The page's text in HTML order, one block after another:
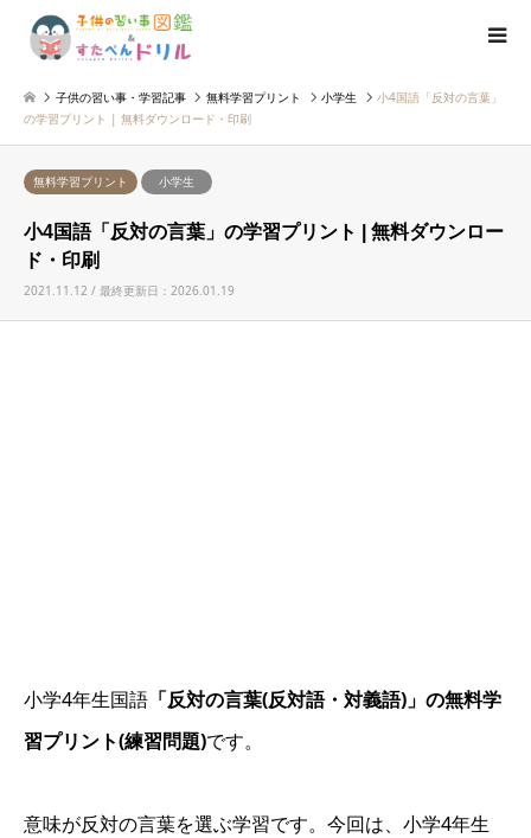
子供の習い事・学習記事 無料学習プリント 小学生
小4国語「反対の言葉」
の学習プリント | 無料ダウンロード・印刷
無料学習プリント 小学生
小4国語「反対の言葉」の学習プリント | 無料ダウンロー
ド・印刷
2021.11.12 / 最終更新日：2026.01.19
小学4年生国語 「反対の言葉(反対語・ 対義語)」の無料学
習プリント(練習問題)です。
意味が反対の言葉を選ぶ学習です。今回は、小学4年生